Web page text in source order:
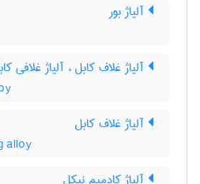
آلیاژ بور
آلیاژ غلاف کابل ، آلیاژ غلافی
آلیاژ غلاف کابل
alloy